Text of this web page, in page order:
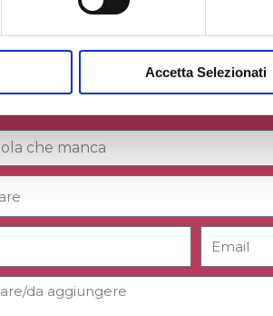
Accetta Selezionati
Contribuisci al glossario